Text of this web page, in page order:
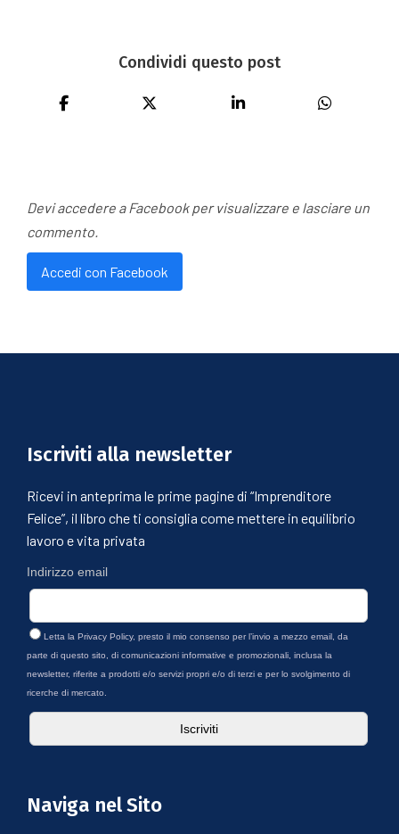
Condividi questo post
Devi accedere a Facebook per visualizzare e lasciare un
commento.
Accedi con Facebook
Iscriviti alla newsletter
Ricevi in anteprima le prime pagine di “Imprenditore
Felice”, il libro che ti consiglia come mettere in equilibrio
lavoro e vita privata
Indirizzo email
Letta la Privacy Policy, presto il mio consenso per l’invio a mezzo email, da
parte di questo sito, di comunicazioni informative e promozionali, inclusa la
newsletter, riferite a prodotti e/o servizi propri e/o di terzi e per lo svolgimento di
ricerche di mercato.
Naviga nel Sito